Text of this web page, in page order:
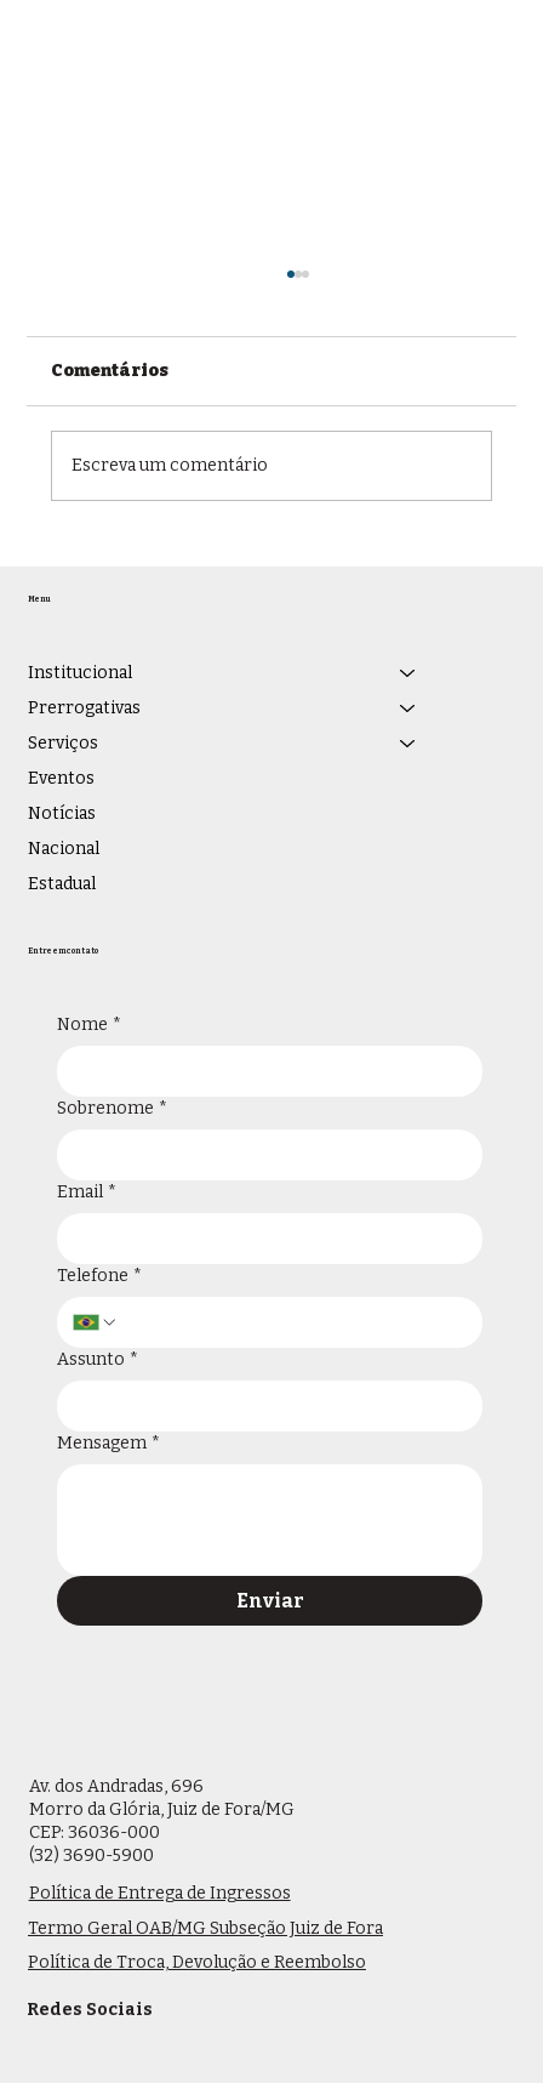
CAPTURADO POR OBJETIVOS
Comentários
Escreva um comentário
Av. dos Andradas, 696
Morro da Glória, Juiz de Fora/MG
CEP: 36036-000
(32) 3690-5900
Política de Entrega de Ingressos
Termo Geral OAB/MG Subseção Juiz de Fora
Política de Troca, Devolução e Reembolso
Redes Sociais
Entre em contato
Nome *
Sobrenome *
Email *
Telefone *
Assunto *
Mensagem *
Enviar
Menu
Institucional
Prerrogativas
Serviços
Eventos
Notícias
Nacional
Estadual